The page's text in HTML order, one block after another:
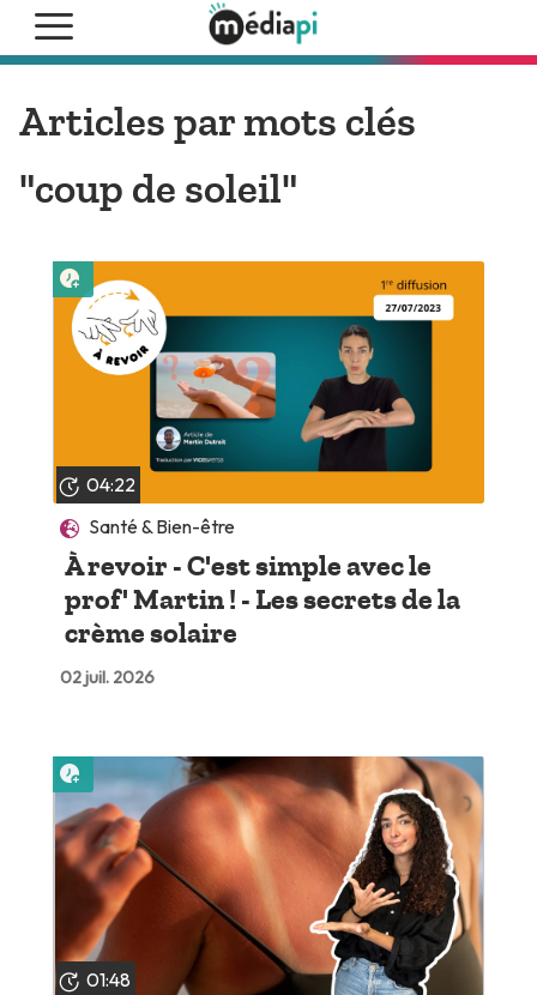
Articles par mots clés
"coup de soleil"
04:22
Santé & Bien-être
À revoir - C'est simple avec le
prof' Martin ! - Les secrets de la
crème solaire
02 juil. 2026
01:48
Lire plus tard